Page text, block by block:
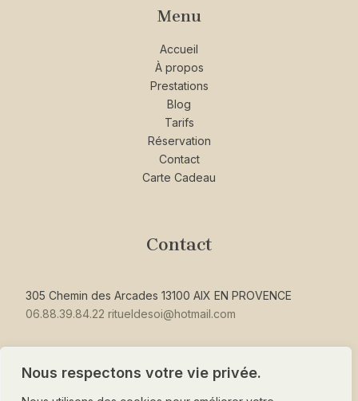
Nous respectons votre vie privée.
Menu
Accueil
À propos
Prestations
Blog
Tarifs
Réservation
Contact
Carte Cadeau
Contact
305 Chemin des Arcades 13100 AIX EN PROVENCE
06.88.39.84.22 ritueldesoi@hotmail.com